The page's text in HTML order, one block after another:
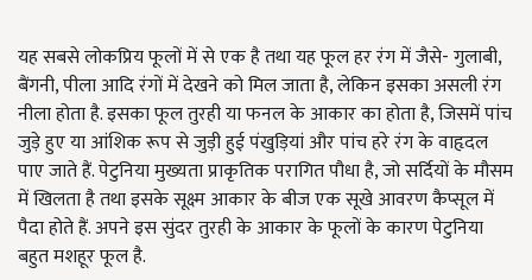
यह सबसे लोकप्रिय फूलों में से एक है तथा यह फूल हर रंग में जैसे- गुलाबी,
बैंगनी, पीला आदि रंगों में देखने को मिल जाता है, लेकिन इसका असली रंग
नीला होता है. इसका फूल तुरही या फनल के आकार का होता है, जिसमें पांच
जुड़े हुए या आंशिक रूप से जुड़ी हुई पंखुड़ियां और पांच हरे रंग के वाहृदल
पाए जाते हैं. पेटुनिया मुख्यता प्राकृतिक परागित पौधा है, जो सर्दियों के मौसम
में खिलता है तथा इसके सूक्ष्म आकार के बीज एक सूखे आवरण कैप्सूल में
पैदा होते हैं. अपने इस सुंदर तुरही के आकार के फूलों के कारण पेटुनिया
बहुत मशहूर फूल है.